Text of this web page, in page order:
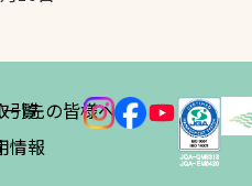
一覧
引先の皆様へ
情報